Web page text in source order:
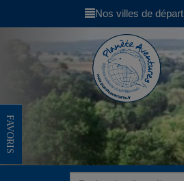
Nos villes de départ
FAVORIS